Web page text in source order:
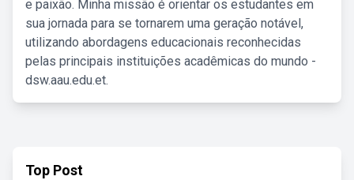
e paixão. Minha missão é orientar os estudantes em
sua jornada para se tornarem uma geração notável,
utilizando abordagens educacionais reconhecidas
pelas principais instituições acadêmicas do mundo -
dsw.aau.edu.et.
Top Post